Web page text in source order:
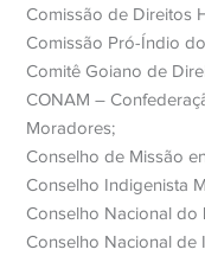
Comissão de Direitos
Comissão Pró-Índio
Comitê Goiano de
CONAM –
Moradores;
Conselho de Missão
Conselho Indigenista
Conselho Nacional do
Conselho Nacional de